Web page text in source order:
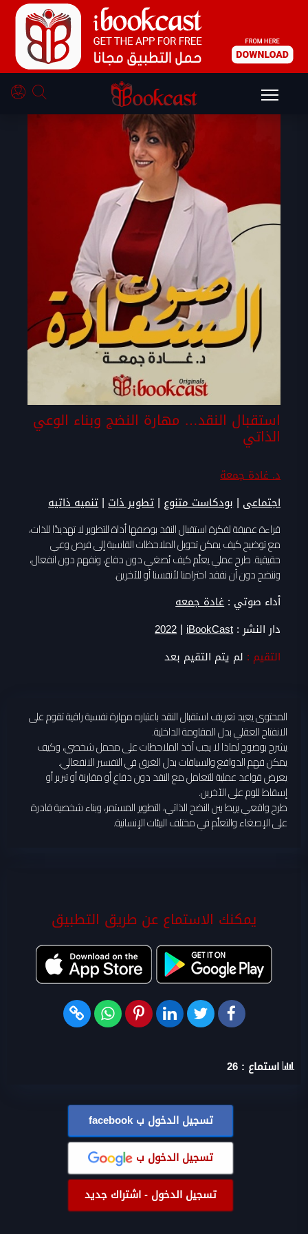
استقبال النقد… مهارة النضج وبناء الوعي
الذاتي
د. غادة جمعة
اجتماعى |بودكاست متنوع |تطوير ذات|تنميه ذاتيه
قراءة عميقة لفكرة استقبال النقد بوصفها أداة للتطوير لا تهديدًا للذات،
مع توضيح كيف يمكن تحويل الملاحظات القاسية إلى فرص وعي
حقيقية. طرح عملي يعلّم كيف نُصغي دون دفاع، ونفهم دون انفعال،
وننضج دون أن نفقد احترامنا لأنفسنا أو للآخرين.
أداء صوتي :غادة جمعه
دار النشر :iBookCast
|
2022
التقيم : لم يتم التقيم بعد
المحتوى يعيد تعريف استقبال النقد باعتباره مهارة نفسية راقية تقوم على
الانفتاح العقلي بدل المقاومة الداخلية.
يشرح بوضوح لماذا لا يجب أخذ الملاحظات على محمل شخصي، وكيف
يمكن فهم الدوافع والسياقات بدل الغرق في التفسير الانفعالي.
يعرض قواعد عملية للتعامل مع النقد دون دفاع أو مقارنة أو تبرير أو
إسقاط للوم على الآخرين.
طرح واقعي يربط بين النضج الذاتي، التطوير المستمر، وبناء شخصية قادرة
على الإصغاء والتعلّم في مختلف البيئات الإنسانية.
يمكنك الاستماع عن طريق التطبيق
استماع : 26
تسجيل الدخول بfacebook
تسجيل الدخول ب
تسجيل الدخول - اشتراك جديد